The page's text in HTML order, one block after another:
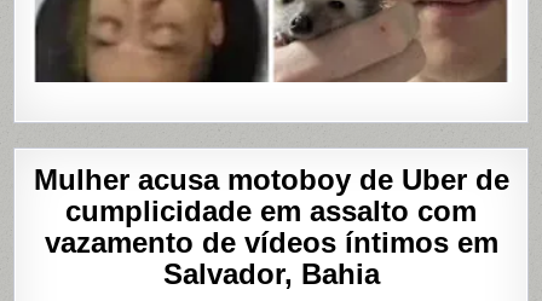
Mulher acusa motoboy de Uber de
cumplicidade em assalto com
vazamento de vídeos íntimos em
Salvador, Bahia